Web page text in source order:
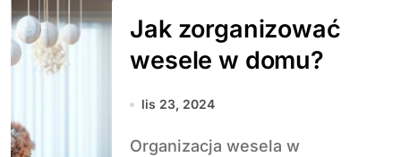
Jak zorganizować
wesele w domu?
lis 23, 2024
Organizacja wesela w